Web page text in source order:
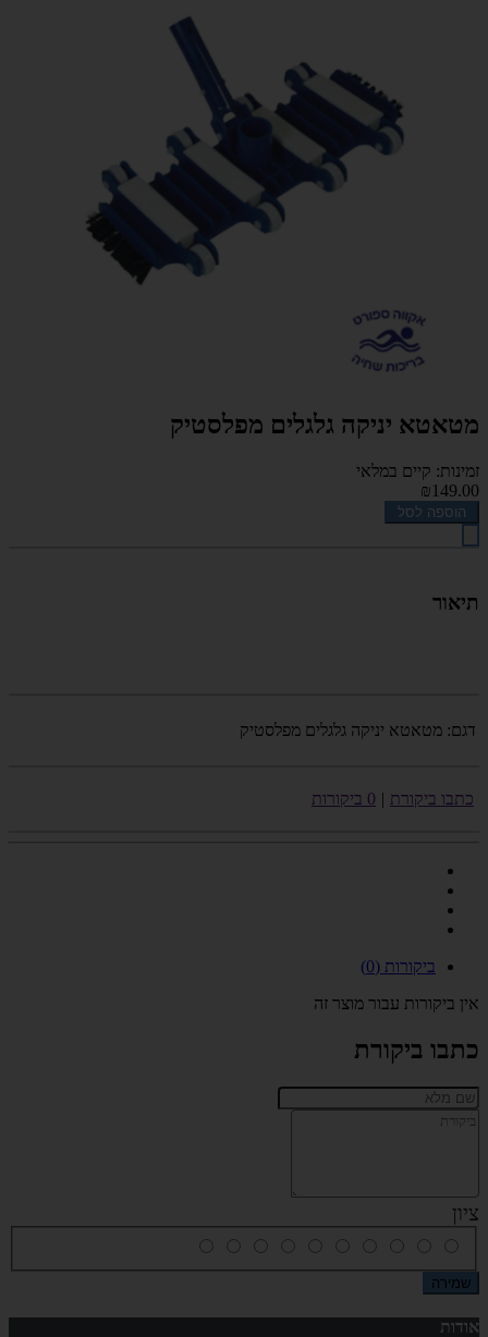
מטאטא יניקה גלגלים מפלסטיק
זמינות: קיים במלאי
₪149.00
הוספה לסל
תיאור
דגם: מטאטא יניקה גלגלים מפלסטיק
כתבו ביקורת | 0 ביקורות
ביקורות (0)
אין ביקורות עבור מוצר זה
כתבו ביקורת
ציון
שמירה
אודות